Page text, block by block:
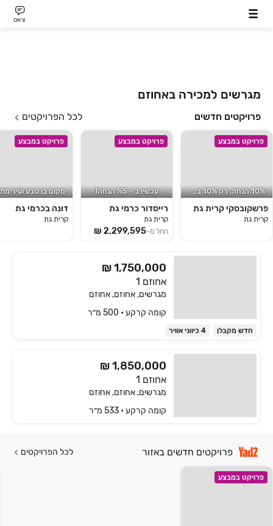
צ׳אט
מגרשים למכירה באחוזם
פרויקטים חדשים לכל הפרויקטים
פרויקט במבצע
10% הנחה, רק 10% בחוזה*!
פרשקובסקי קרית גת
קרית גת
פרויקט במבצע
עכשיו ב ‏– ‏5‏% הנחה!
רייסדור כרמי גת
קרית גת
החל מ-
פרויקט במבצע
דונה בכרמי גת
קרית גת
₪ 1,750,000
אחוזם 1
מגרשים, אחוזם, אחוזם
קומה ‎קרקע‏ • 500 מ״ר
חדש מקבלן 4 כיווני אוויר
₪ 1,850,000
אחוזם 1
מגרשים, אחוזם, אחוזם
קומה ‎קרקע‏ • 533 מ״ר
פרויקטים חדשים באזור לכל הפרויקטים
פרויקט במבצע